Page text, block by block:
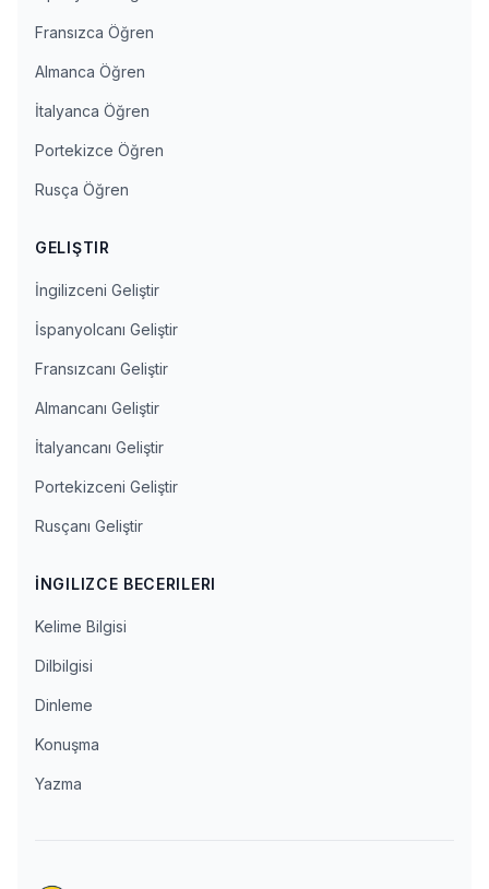
Fransızca Öğren
Almanca Öğren
İtalyanca Öğren
Portekizce Öğren
Rusça Öğren
GELIŞTIR
İngilizceni Geliştir
İspanyolcanı Geliştir
Fransızcanı Geliştir
Almancanı Geliştir
İtalyancanı Geliştir
Portekizceni Geliştir
Rusçanı Geliştir
İNGILIZCE BECERILERI
Kelime Bilgisi
Dilbilgisi
Dinleme
Konuşma
Yazma